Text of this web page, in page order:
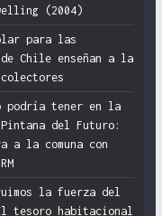
(2004)
para las
Chile enseñan a la
podría tener en la
del Futuro:
a la comuna con
la fuerza del
tesoro habitacional